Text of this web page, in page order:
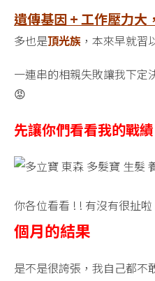
擺
脫
髮，
脫
身
中
遺傳基因 + 工作壓力大
多也是頂光族 ，本來早就習
一連串的相親失敗讓我下定
😡
先讓你們看看我的戰
你各位看看 ! ! 有沒有很扯啦
個月的結果
是不是很誇張，我自己都不